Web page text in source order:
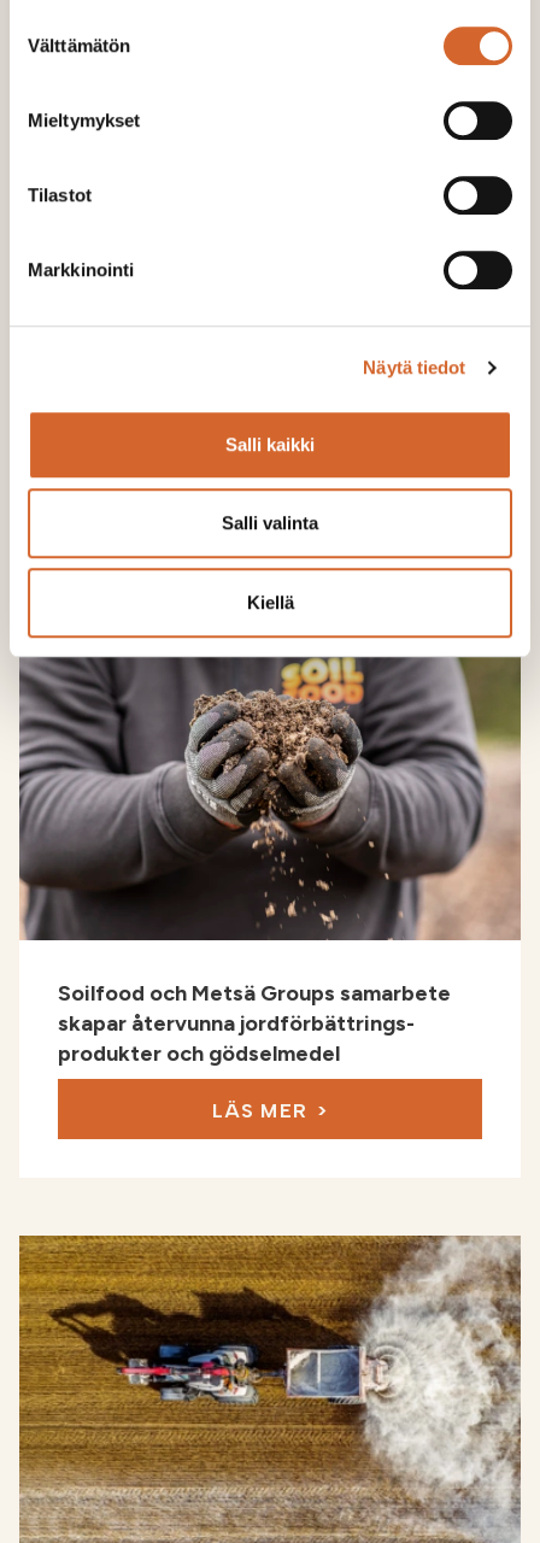
valinta
Välttämätön
Mieltymykset
Tilastot
Markkinointi
Näytä tiedot
Salli kaikki
Salli valinta
Kiellä
Dela
Dela på Facebook
Share on LinkedIn
Dela på Twitter
Dela på WhatsApp
Share on Email
Läs också
Soilfood och Metsä Groups samarbete
skapar återvunna jordförbättrings-
produkter och gödselmedel
LÄS MER